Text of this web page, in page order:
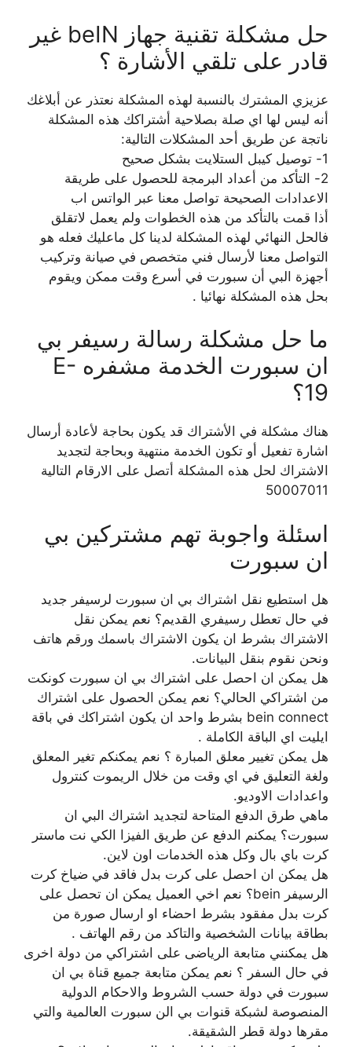
حل مشكلة تقنية جهاز beIN غير
قادر على تلقي الأشارة ؟
عزيزي المشترك بالنسبة لهذه المشكلة نعتذر عن أبلاغك
أنه ليس لها اي صلة بصلاحية أشتراكك هذه المشكلة
ناتجة عن طريق أحد المشكلات التالية:
1- توصيل كيبل الستلايت بشكل صحيح
2- التأكد من أعداد البرمجة للحصول على طريقة
الاعدادات الصحيحة تواصل معنا عبر الواتس اب
أذا قمت بالتأكد من هذه الخطوات ولم يعمل لاتقلق
فالحل النهائي لهذه المشكلة لدينا كل ماعليك فعله هو
التواصل معنا لأرسال فني متخصص في صيانة وتركيب
أجهزة البي أن سبورت في أسرع وقت ممكن ويقوم
بحل هذه المشكلة نهائيا .
ما حل مشكلة رسالة رسيفر بي
ان سبورت الخدمة مشفره E-
19؟
هناك مشكلة في الأشتراك قد يكون بحاجة لأعادة أرسال
اشارة تفعيل أو تكون الخدمة منتهية وبحاجة لتجديد
الاشتراك لحل هذه المشكلة أتصل على الارقام التالية
50007011
اسئلة واجوبة تهم مشتركين بي
ان سبورت
هل استطيع نقل اشتراك بي ان سبورت لرسيفر جديد
في حال تعطل رسيفري القديم؟ نعم يمكن نقل
الاشتراك بشرط ان يكون الاشتراك باسمك ورقم هاتف
ونحن نقوم بنقل البيانات.
هل يمكن ان احصل على اشتراك بي ان سبورت كونكت
من اشتراكي الحالي؟ نعم يمكن الحصول على اشتراك
bein connect بشرط واحد ان يكون اشتراكك في باقة
ايليت اي الباقة الكاملة .
هل يمكن تغيير معلق المبارة ؟ نعم يمكنكم تغير المعلق
ولغة التعليق في اي وقت من خلال الريموت كنترول
واعدادات الاوديو.
ماهي طرق الدفع المتاحة لتجديد اشتراك البي ان
سبورت؟ يمكنم الدفع عن طريق الفيزا الكي نت ماستر
كرت باي بال وكل هذه الخدمات اون لاين.
هل يمكن ان احصل على كرت بدل فاقد في ضياخ كرت
الرسيفر bein؟ نعم اخي العميل يمكن ان تحصل على
كرت بدل مفقود بشرط احضاء او ارسال صورة من
بطاقة بيانات الشخصية والتاكد من رقم الهاتف .
هل يمكنني متابعة الرياضى على اشتراكي من دولة اخرى
في حال السفر ؟ نعم يمكن متابعة جميع قناة بي ان
سبورت في دولة حسب الشروط والاحكام الدولية
المنصوصة لشبكة قنوات بي الن سبورت العالمية والتي
مقرها دولة قطر الشقيقة.